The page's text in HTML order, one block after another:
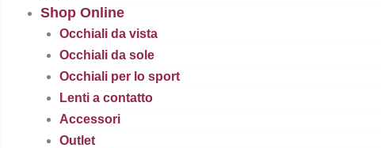
Shop Online
Occhiali da vista
Occhiali da sole
Occhiali per lo sport
Lenti a contatto
Accessori
Outlet